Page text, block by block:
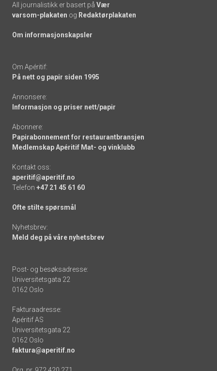
All journalistikk er basert på Vær
varsom-plakaten og Redaktørplakaten
Om informasjonskapsler
Om Apéritif:
På nett og papir siden 1995
Annonsere:
Informasjon og priser nett/papir
Abonnere:
Papirabonnement for restaurantbransjen
Medlemskap Apéritif Mat- og vinklubb
Kontakt oss:
aperitif@aperitif.no
Telefon +47 21 45 61 60
Ofte stilte spørsmål
Nyhetsbrev:
Meld deg på våre nyhetsbrev
Post- og besøksadresse:
Universitetsgata 22
0162 Oslo
Fakturaadresse:
Apéritif AS
Universitetsgata 22
0162 Oslo
faktura@aperitif.no